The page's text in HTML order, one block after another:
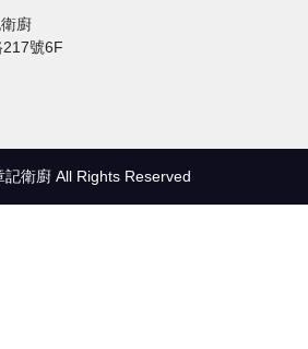
廚
號6F
衛廚 All Rights Reserved